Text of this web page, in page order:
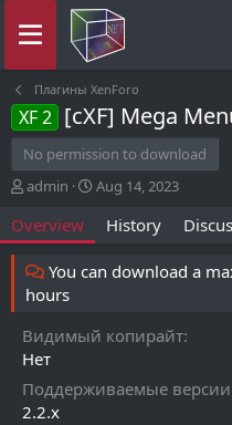
Плагины XenForo
XF 2 [cXF] Mega
No permission to download
A
t
h
o
r
admin
C
t
d
t
Aug 14, 2023
Overview History
You can download a
hours
Видимый копирайт
Нет
Поддерживаемые версии
2.2.x